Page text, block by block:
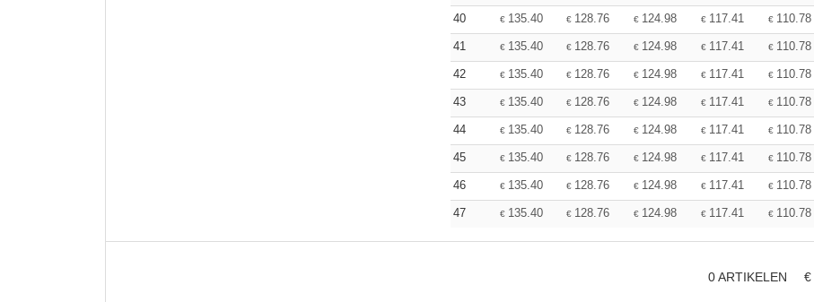
40 € 135.40 € 128.76 € 124.98 € 117.41 € 110.78
41 € 135.40 € 128.76 € 124.98 € 117.41 € 110.78
42 € 135.40 € 128.76 € 124.98 € 117.41 € 110.78
43 € 135.40 € 128.76 € 124.98 € 117.41 € 110.78
44 € 135.40 € 128.76 € 124.98 € 117.41 € 110.78
45 € 135.40 € 128.76 € 124.98 € 117.41 € 110.78
46 € 135.40 € 128.76 € 124.98 € 117.41 € 110.78
47 € 135.40 € 128.76 € 124.98 € 117.41 € 110.78
0ARTIKELEN €